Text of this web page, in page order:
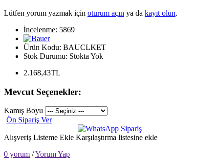
Lütfen yorum yazmak için oturum açın ya da kayıt olun.
İncelenme: 5869
Ürün Kodu: BAUCLKET
Stok Durumu: Stokta Yok
2.168,43TL
Mevcut Seçenekler:
Kamış Boyu
Ön Sipariş Ver
Alışveriş Listeme Ekle Karşılaştırma listesine ekle
0 yorum /Yorum Yap